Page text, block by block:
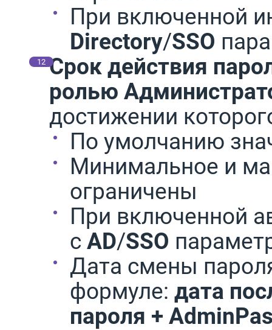
При включенной
Directory/SSO
Срок действия
ролью
достижении
По умолчанию
Минимальное и
ограничены
При включенной
с AD/SSO
Дата смены
формуле: дата
пароля +